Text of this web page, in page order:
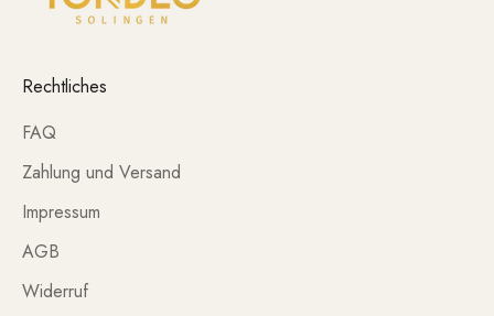
Rechtliches
FAQ
Zahlung und Versand
Impressum
AGB
Widerruf